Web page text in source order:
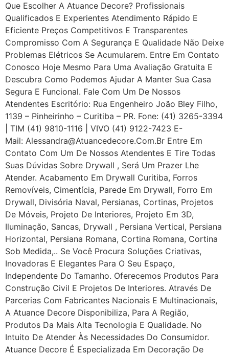
Que Escolher A Atuance Decore? Profissionais
Qualificados E Experientes Atendimento Rápido E
Eficiente Preços Competitivos E Transparentes
Compromisso Com A Segurança E Qualidade Não Deixe
Problemas Elétricos Se Acumularem. Entre Em Contato
Conosco Hoje Mesmo Para Uma Avaliação Gratuita E
Descubra Como Podemos Ajudar A Manter Sua Casa
Segura E Funcional. Fale Com Um De Nossos
Atendentes Escritório: Rua Engenheiro João Bley Filho,
1139 – Pinheirinho – Curitiba – PR. Fone: (41) 3265-3394
| TIM (41) 9810-1116 | VIVO (41) 9122-7423 E-
Mail: Alessandra@atuancedecore.com.br Entre Em
Contato Com Um De Nossos Atendentes E Tire Todas
Suas Dúvidas Sobre Drywall ‎, Será Um Prazer Lhe
Atender. Acabamento Em Drywall Curitiba, Forros
Removíveis, Cimentícia, Parede Em Drywall, Forro Em
Drywall, Divisória Naval, Persianas, Cortinas, Projetos
De Móveis, Projeto De Interiores, Projeto Em 3D,
Iluminação, Sancas, Drywall , Persiana Vertical, Persiana
Horizontal, Persiana Romana, Cortina Romana, Cortina
Sob Medida,.. Se Você Procura Soluções Criativas,
Inovadoras E Elegantes Para O Seu Espaço,
Independente Do Tamanho. Oferecemos Produtos Para
Construção Civil E Projetos De Interiores. Através De
Parcerias Com Fabricantes Nacionais E Multinacionais,
A Atuance Decore Disponibiliza, Para A Região,
Produtos Da Mais Alta Tecnologia E Qualidade. No
Intuito De Atender Às Necessidades Do Consumidor.
Atuance Decore É Especializada Em Decoração De